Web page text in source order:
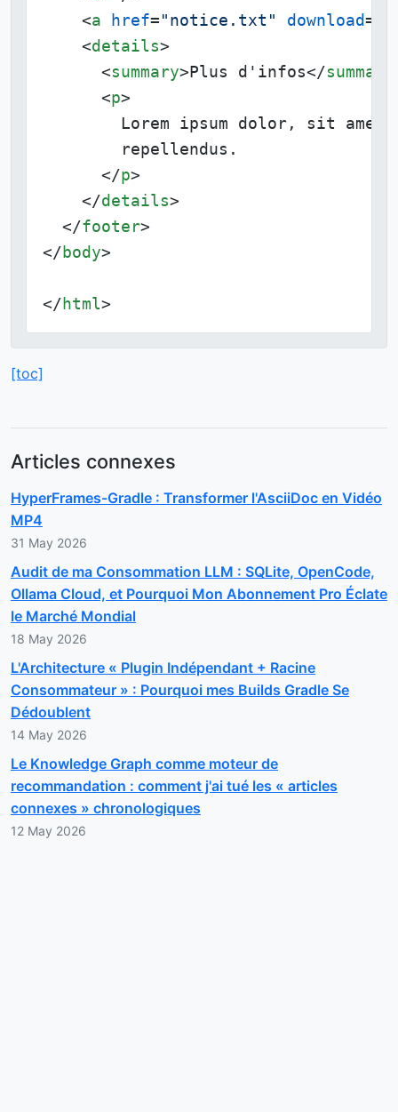
<a href= "notice.txt" download=
<details>
<summary>Plus d'infos</summary
<p>
Lorem ipsum dolor, sit amet
        repellendus.
</p>
</details>
</footer>
</ body>
</ html>
[toc]
Articles connexes
HyperFrames-Gradle : Transformer l'AsciiDoc en Vidéo
MP4
31 May 2026
Audit de ma Consommation LLM : SQLite, OpenCode,
Ollama Cloud, et Pourquoi Mon Abonnement Pro Éclate
le Marché Mondial
18 May 2026
L'Architecture « Plugin Indépendant + Racine
Consommateur » : Pourquoi mes Builds Gradle Se
Dédoublent
14 May 2026
Le Knowledge Graph comme moteur de
recommandation : comment j'ai tué les « articles
connexes » chronologiques
12 May 2026